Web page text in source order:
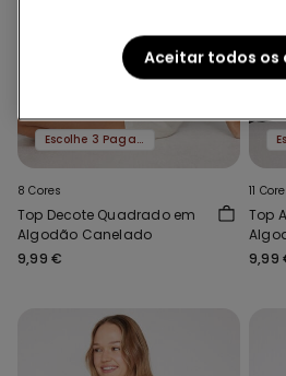
Escolhe 3 Paga 2
8 Cores
Top Decote Quadrado em
Algodão Canelado
9,99 €
11
Top
9,99
Aceitar todos os